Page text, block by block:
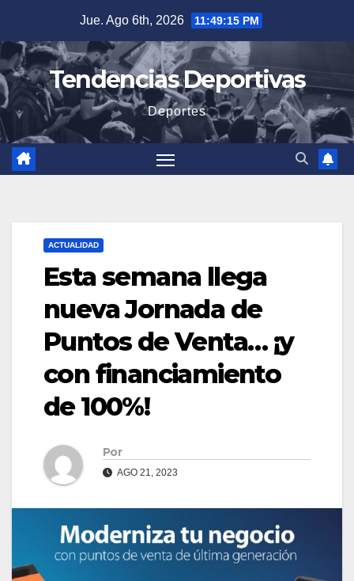
contenido
Jue. Ago 6th, 2026 11:49:16 PM
Tendencias Deportivas
Deportes
ACTUALIDAD
Esta semana llega
nueva Jornada de
Puntos de Venta… ¡y
con financiamiento
de 100%!
Por
AGO 21, 2023